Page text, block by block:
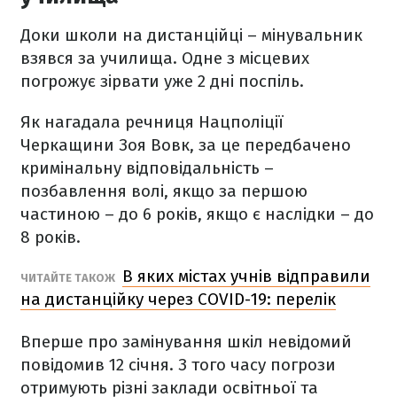
Доки школи на дистанційці – мінувальник
взявся за училища. Одне з місцевих
погрожує зірвати уже 2 дні поспіль.
Як нагадала речниця Нацполіції
Черкащини Зоя Вовк, за це передбачено
кримінальну відповідальність –
позбавлення волі, якщо за першою
частиною – до 6 років, якщо є наслідки – до
8 років.
ЧИТАЙТЕ ТАКОЖ
В яких містах учнів відправили
на дистанційку через COVID-19: перелік
Вперше про замінування шкіл невідомий
повідомив 12 січня. З того часу погрози
отримують різні заклади освітньої та